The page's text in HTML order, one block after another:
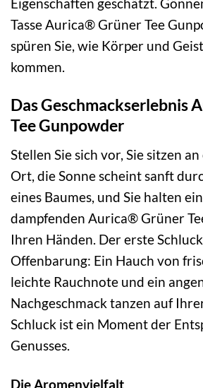
Tasse Aurica® Grüner Tee
spüren Sie, wie Körper und
kommen.
Das Geschmackserlebnis
Tee Gunpowder
Stellen Sie sich vor, Sie sitzen
Ort, die Sonne scheint sanft
eines Baumes, und Sie halten
dampfenden Aurica® Grüner
Ihren Händen. Der erste
Offenbarung: Ein Hauch von
leichte Rauchnote und ein
Nachgeschmack tanzen auf
Schluck ist ein Moment der
Genusses.
Die Aromenvielfalt